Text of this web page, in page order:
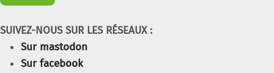
SUIVEZ-NOUS SUR LES RÉSEAUX :
Sur mastodon
Sur facebook